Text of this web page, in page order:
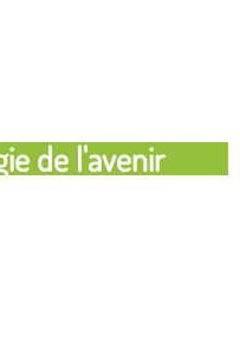
de l'avenir